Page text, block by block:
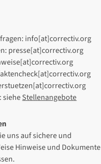
info[at]correctiv.org
presse[at]correctiv.org
sieheStellenangebote
uns auf sichere und
Hinweise und Dokumente